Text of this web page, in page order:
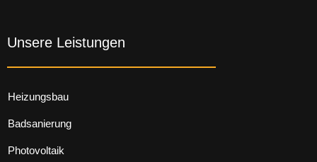
Unsere Leistungen
Heizungsbau
Badsanierung
Photovoltaik